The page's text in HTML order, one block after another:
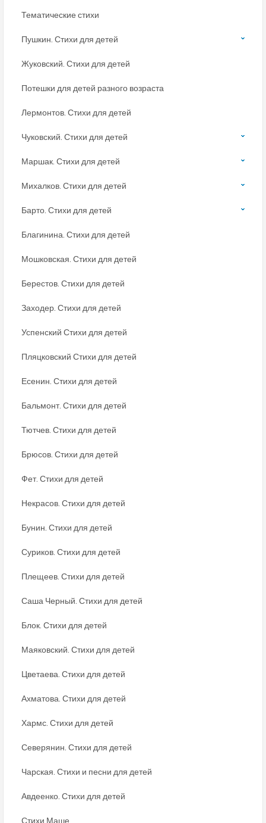
Тематические стихи
Пушкин. Стихи для детей
Жуковский. Стихи для детей
Потешки для детей разного возраста
Лермонтов. Стихи для детей
Чуковский. Стихи для детей
Маршак. Стихи для детей
Михалков. Стихи для детей
Барто. Стихи для детей
Благинина. Стихи для детей
Мошковская. Стихи для детей
Берестов. Стихи для детей
Заходер. Стихи для детей
Успенский Стихи для детей
Пляцковский Стихи для детей
Есенин. Стихи для детей
Бальмонт. Стихи для детей
Тютчев. Стихи для детей
Брюсов. Стихи для детей
Фет. Стихи для детей
Некрасов. Стихи для детей
Бунин. Стихи для детей
Суриков. Стихи для детей
Плещеев. Стихи для детей
Саша Черный. Стихи для детей
Блок. Стихи для детей
Маяковский. Стихи для детей
Цветаева. Стихи для детей
Ахматова. Стихи для детей
Хармс. Стихи для детей
Северянин. Стихи для детей
Чарская. Стихи и песни для детей
Авдеенко. Стихи для детей
Стихи Маше